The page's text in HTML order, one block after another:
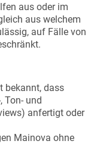
aus oder im
aus welchem
auf Fälle von
bekannt, dass
Ton- und
anfertigt oder
Mainova ohne